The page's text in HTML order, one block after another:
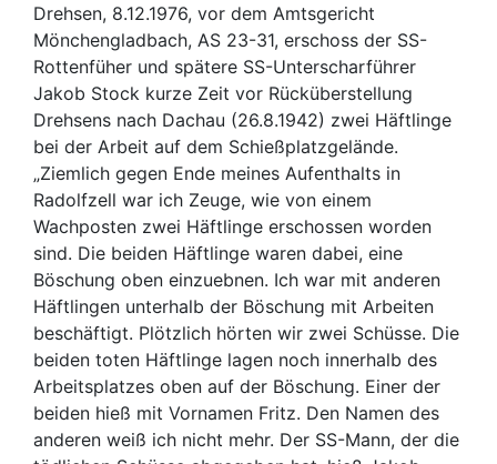
Drehsen, 8.12.1976, vor dem Amtsgericht
Mönchengladbach, AS 23-31, erschoss der SS-
Rottenfüher und spätere SS-Unterscharführer
Jakob Stock kurze Zeit vor Rücküberstellung
Drehsens nach Dachau (26.8.1942) zwei Häftlinge
bei der Arbeit auf dem Schießplatzgelände.
„Ziemlich gegen Ende meines Aufenthalts in
Radolfzell war ich Zeuge, wie von einem
Wachposten zwei Häftlinge erschossen worden
sind. Die beiden Häftlinge waren dabei, eine
Böschung oben einzuebnen. Ich war mit anderen
Häftlingen unterhalb der Böschung mit Arbeiten
beschäftigt. Plötzlich hörten wir zwei Schüsse. Die
beiden toten Häftlinge lagen noch innerhalb des
Arbeitsplatzes oben auf der Böschung. Einer der
beiden hieß mit Vornamen Fritz. Den Namen des
anderen weiß ich nicht mehr. Der SS-Mann, der die